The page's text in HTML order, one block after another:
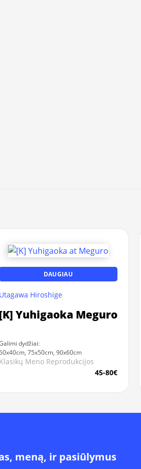
DAUGIAU
Utagawa Hiroshige
[K] Yuhigaoka Meguro
dydžiai:
75x50cm, 90x60cm
Klasikų Meno Reprodukcijos
45-80€
meną, ir pasiūlymus